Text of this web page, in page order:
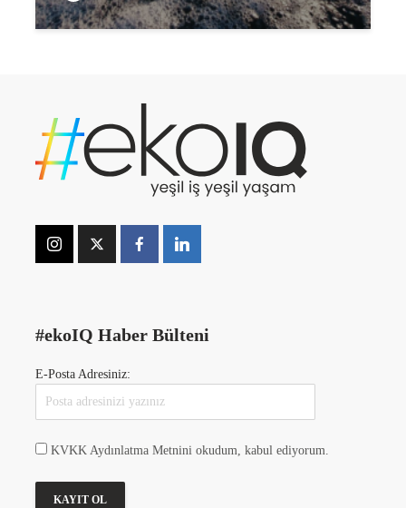
#ekoIQ Haber Bülteni
E-Posta Adresiniz:
KVKK Aydınlatma Metnini okudum, kabul ediyorum.